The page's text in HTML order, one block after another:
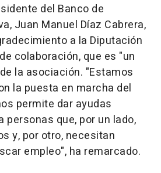
del Banco de
Juan Manuel Díaz Cabrera,
a la Diputación
colaboración, que es "un
la asociación. "Estamos
la puesta en marcha del
permite dar ayudas
personas que, por un lado,
y, por otro, necesitan
empleo", ha remarcado.